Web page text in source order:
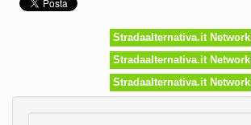
Stradaalternativa.it Network
Stradaalternativa.it Network
Stradaalternativa.it Network